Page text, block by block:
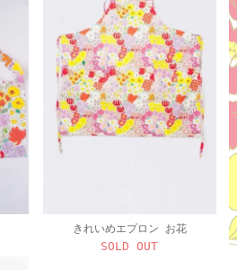
きれいめエプロン お花
SOLD OUT